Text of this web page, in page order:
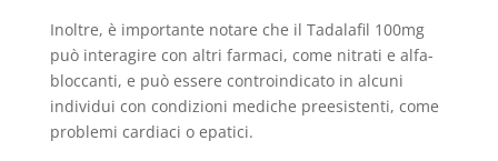
Inoltre, è importante notare che il Tadalafil 100mg
può interagire con altri farmaci, come nitrati e alfa-
bloccanti, e può essere controindicato in alcuni
individui con condizioni mediche preesistenti, come
problemi cardiaci o epatici.